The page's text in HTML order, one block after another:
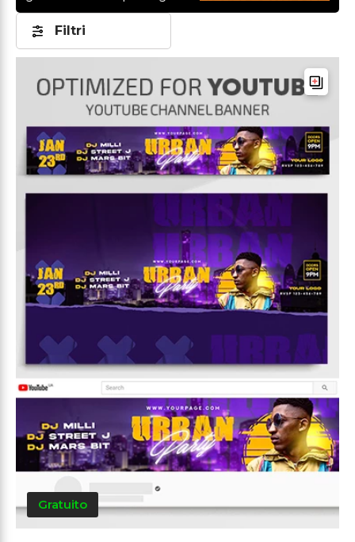
Filtri
Gratuito